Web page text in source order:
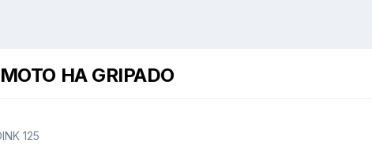
HA GRIPADO
125